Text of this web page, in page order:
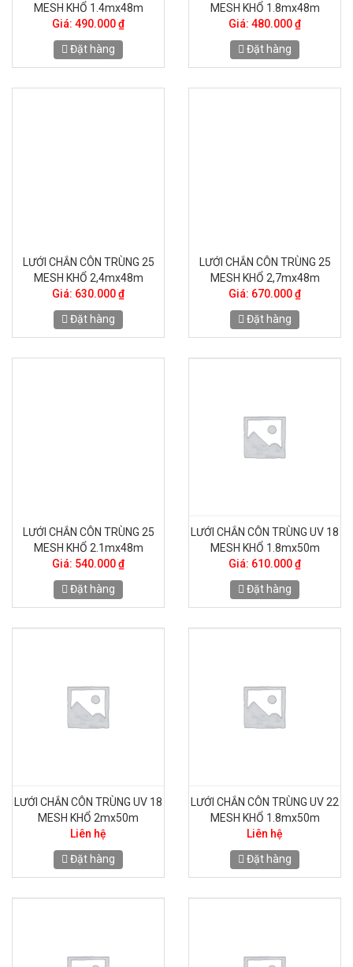
MESH KHỔ 1.4mx48m
Giá: 490.000 ₫
Đặt hàng
MESH KHỔ 1.8mx48m
Giá: 480.000 ₫
Đặt hàng
LƯỚI CHẮN CÔN TRÙNG 25
MESH KHỔ 2,4mx48m
Giá: 630.000 ₫
Đặt hàng
LƯỚI CHẮN CÔN TRÙNG 25
MESH KHỔ 2,7mx48m
Giá: 670.000 ₫
Đặt hàng
LƯỚI CHẮN CÔN TRÙNG 25
MESH KHỔ 2.1mx48m
Giá: 540.000 ₫
Đặt hàng
LƯỚI CHẮN CÔN TRÙNG UV 18
MESH KHỔ 1.8mx50m
Giá: 610.000 ₫
Đặt hàng
LƯỚI CHẮN CÔN TRÙNG UV 18
MESH KHỔ 2mx50m
Liên hệ
Đặt hàng
LƯỚI CHẮN CÔN TRÙNG UV 22
MESH KHỔ 1.8mx50m
Liên hệ
Đặt hàng